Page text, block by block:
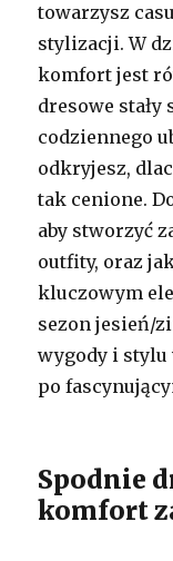
towarzysz
stylizacji. W
komfort jest
dresowe stały
codziennego
odkryjesz,
tak cenione.
aby stworzyć
outfity, oraz
kluczowym
sezon jesień/
wygody i stylu
po
Spodnie
komfort